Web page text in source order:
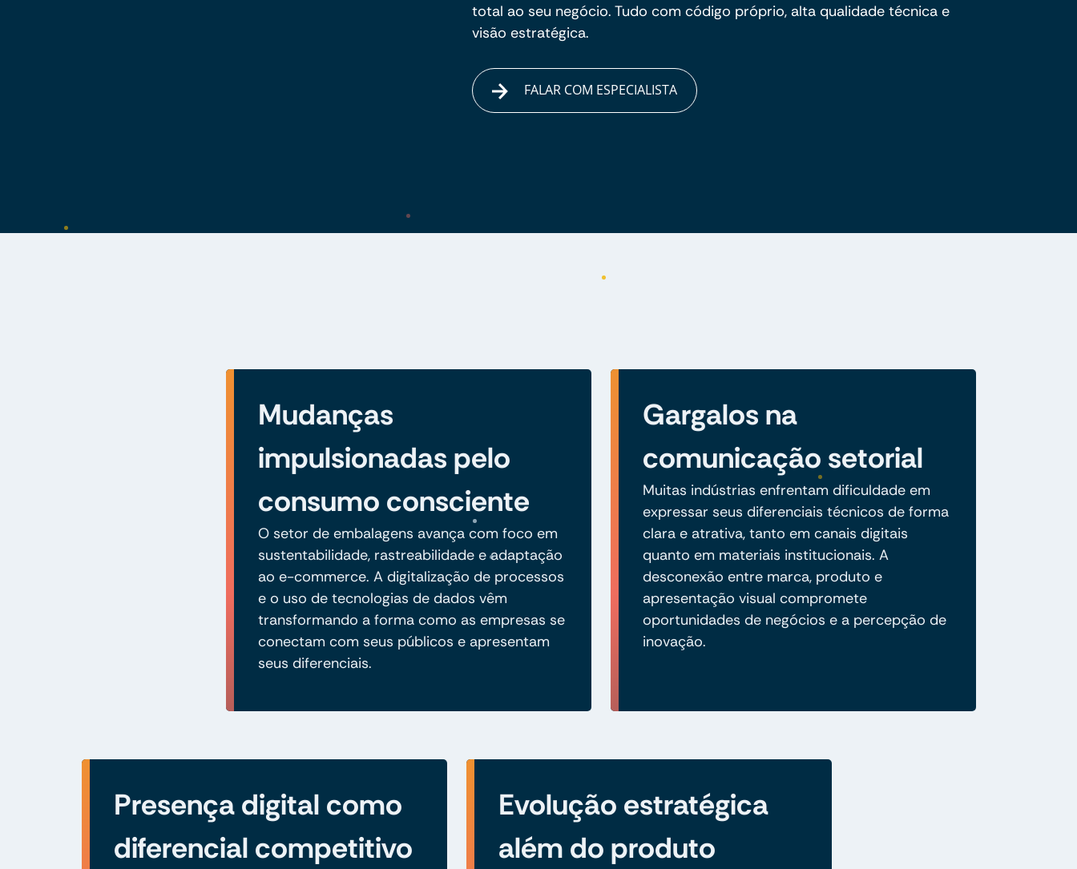
total ao seu negócio. Tudo com código próprio, alta qualidade técnica e
visão estratégica.
FALAR COM ESPECIALISTA
Mudanças
impulsionadas pelo
consumo consciente
O setor de embalagens avança com foco em
sustentabilidade, rastreabilidade e adaptação
ao e-commerce. A digitalização de processos
e o uso de tecnologias de dados vêm
transformando a forma como as empresas se
conectam com seus públicos e apresentam
seus diferenciais.
Gargalos na
comunicação setorial
Muitas indústrias enfrentam dificuldade em
expressar seus diferenciais técnicos de forma
clara e atrativa, tanto em canais digitais
quanto em materiais institucionais. A
desconexão entre marca, produto e
apresentação visual compromete
oportunidades de negócios e a percepção de
inovação.
Presença digital como
diferencial competitivo
Evolução estratégica
além do produto